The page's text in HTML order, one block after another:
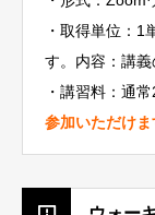
・取得単位：
す。内容：講
・講習料：通
参加いただけま